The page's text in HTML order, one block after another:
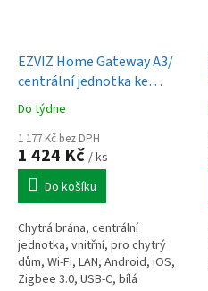
EZVIZ Home Gateway A3/
centrální jednotka ke
SMART senzorům a
zámkům/ Wi-Fi/ Zigbee 3.0/
BT/ USB-C/ bílá
Do týdne
1 177 Kč bez DPH
1 424 Kč / ks
Do košíku
Chytrá brána, centrální
jednotka, vnitřní, pro chytrý
dům, Wi-Fi, LAN, Android, iOS,
Zigbee 3.0, USB-C, bílá